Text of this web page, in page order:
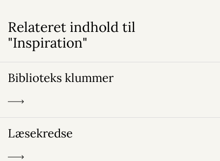
Relateret indhold til
"Inspiration"
Biblioteks klummer
Læsekredse